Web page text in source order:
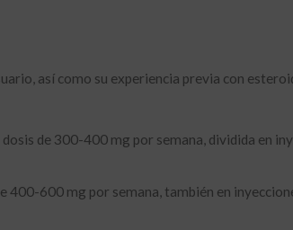
así como su experiencia previa con
de 300-400 mg por semana, dividida en
400-600 mg por semana, también en